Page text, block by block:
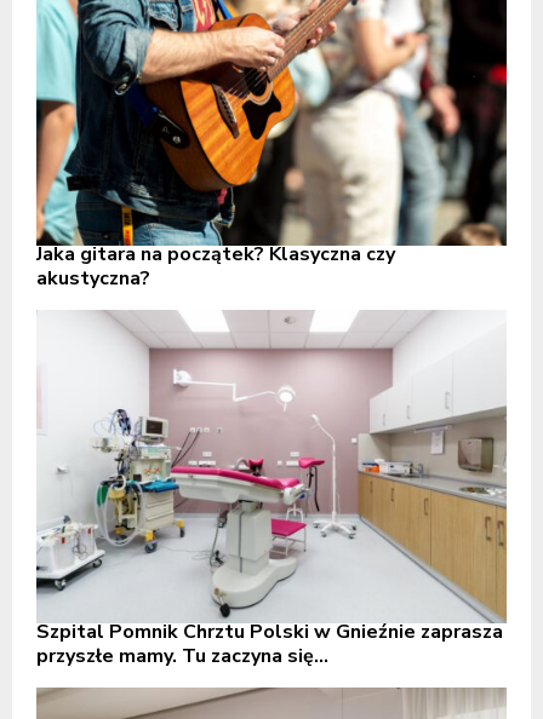
Jaka gitara na początek? Klasyczna czy
akustyczna?
Szpital Pomnik Chrztu Polski w Gnieźnie zaprasza
przyszłe mamy. Tu zaczyna się...